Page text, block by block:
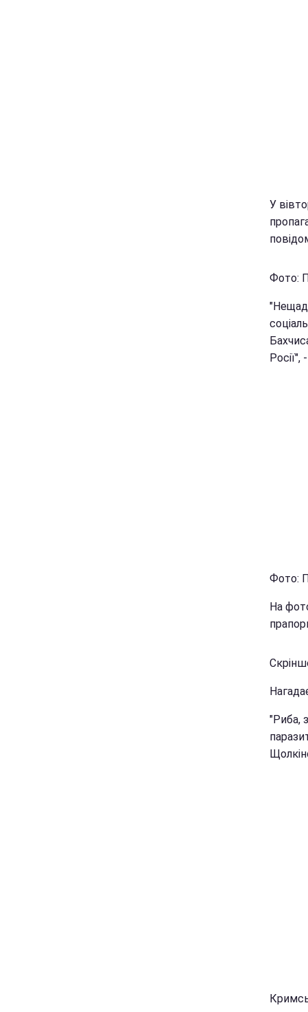
У
Фото:
Фото:
На
"Риба,